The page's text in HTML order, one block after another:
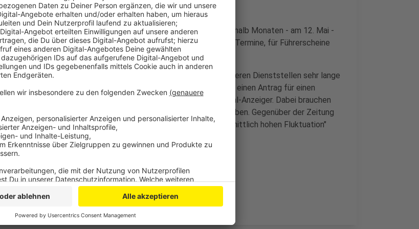
So ist der nächste freie Termin für einen Reisepass erst in dreieinhalb Monaten - am 12. Mai -
zu kriegen. Auch für Personalausweise gibt es erst im Mai wieder Termine, für Führerscheine
immerhin schon Ende Februar.
Dazu kommt, dass die Bearbeitung mancher Anträge auch bei anderen Dienststellen sehr lange
dauert - so brauche es aktuell durchschnittlich 6 Monate bis über einen Antrag für einen
Schwerbehindertenausweis entschieden sei, berichtet der General-Anzeiger. Dabei brauchen
die Betroffenen so einen Ausweis für die tägliche Teilhabe am Leben. Gegenüber der Zeitung
erklärte die Stadt die Bearbeitungsdauer mit einer "überdurchschnittlich hohen Fluktuation"
und unbesetzten Stellen.
TH
Anzeige